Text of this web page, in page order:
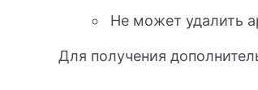
Не может удалить
Для получения